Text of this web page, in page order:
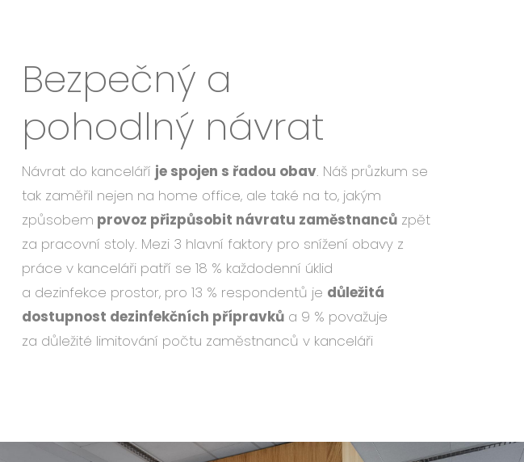
Bezpečný a
pohodlný návrat
Návrat do kanceláří je spojen s řadou obav. Náš průzkum se
tak zaměřil nejen na home office, ale také na to, jakým
způsobem provoz přizpůsobit návratu zaměstnanců zpět
za pracovní stoly. Mezi 3 hlavní faktory pro snížení obavy z
práce v kanceláři patří se 18 % každodenní úklid
a dezinfekce prostor, pro 13 % respondentů je důležitá
dostupnost dezinfekčních přípravků a 9 % považuje
za důležité limitování počtu zaměstnanců v kanceláři